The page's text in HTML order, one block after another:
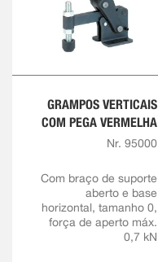
GRAMPOS VERTICAIS
COM PEGA VERMELHA
Nr. 95000
Com braço de suporte
aberto e base
horizontal, tamanho 0,
força de aperto máx.
0,7 kN